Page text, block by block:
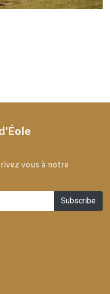
vous à notre
Subscribe